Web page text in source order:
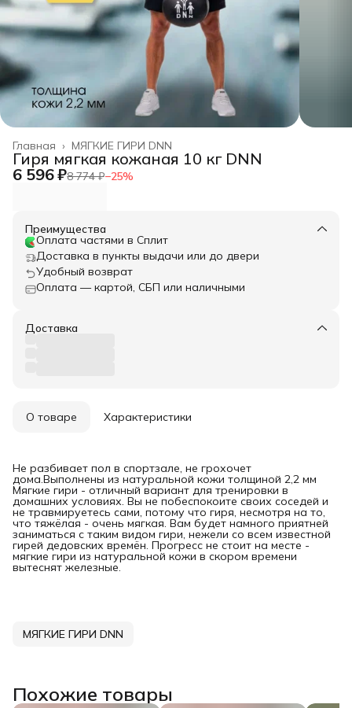
МЯГКИЕ ГИРИ DNN
Главная ›
Гиря мягкая кожаная 10 кг DNN
6 596 ₽8 774 ₽−25%
Преимущества
Оплата частями в Сплит
Доставка в пункты выдачи или до двери
Удобный возврат
Оплата — картой, СБП или наличными
Доставка
О товаре Характеристики
Не разбивает пол в спортзале, не грохочет
дома.Выполнены из натуральной кожи толщиной 2,2 мм
Мягкие гири - отличный вариант для тренировки в
домашних условиях. Вы не побеспокоите своих соседей и
не травмируетесь сами, потому что гиря, несмотря на то,
что тяжёлая - очень мягкая. Вам будет намного приятней
заниматься с таким видом гири, нежели со всем известной
гирей дедовских времён. Прогресс не стоит на месте -
мягкие гири из натуральной кожи в скором времени
вытеснят железные.
МЯГКИЕ ГИРИ DNN
Похожие товары